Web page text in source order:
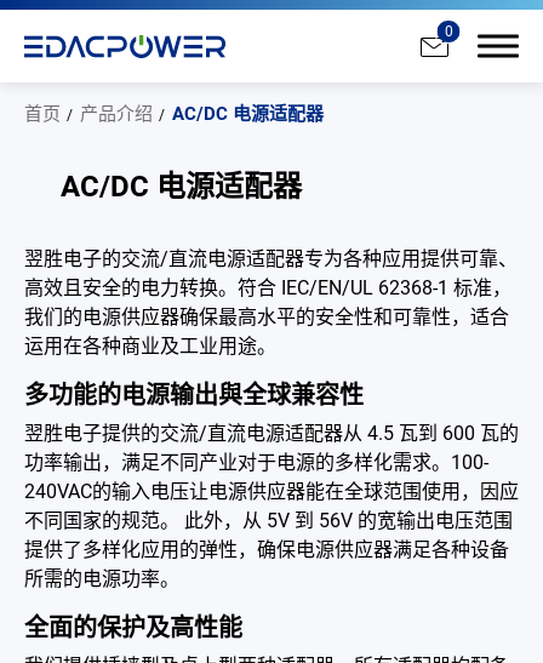
0
首页 产品介绍 AC/DC 电源适配器
AC/DC 电源适配器
翌胜电子的交流/直流电源适配器专为各种应用提供可靠、
高效且安全的电力转换。符合 IEC/EN/UL 62368-1 标准，
我们的电源供应器确保最高水平的安全性和可靠性，适合
运用在各种商业及工业用途。
多功能的电源输出與全球兼容性
翌胜电子提供的交流/直流电源适配器从 4.5 瓦到 600 瓦的
功率输出，满足不同产业对于电源的多样化需求。100-
240VAC的输入电压让电源供应器能在全球范围使用，因应
不同国家的规范。 此外，从 5V 到 56V 的宽输出电压范围
提供了多样化应用的弹性，确保电源供应器满足各种设备
所需的电源功率。
全面的保护及高性能
产品介绍
All
AC/DC 电源适配器
AC/DC 医疗电源供应器
PD 充电器
DC/DC 电源适配器
电池适配充电器
开放式电源